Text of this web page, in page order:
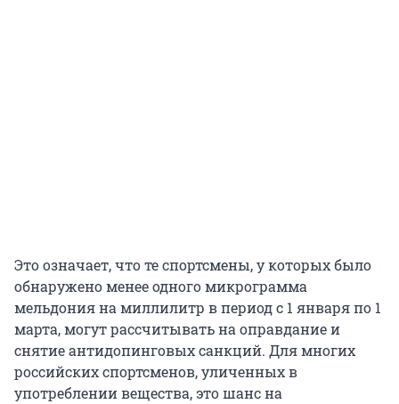
Это означает, что те спортсмены, у которых было
обнаружено менее одного микрограмма
мельдония на миллилитр в период с 1 января по 1
марта, могут рассчитывать на оправдание и
снятие антидопинговых санкций. Для многих
российских спортсменов, уличенных в
употреблении вещества, это шанс на